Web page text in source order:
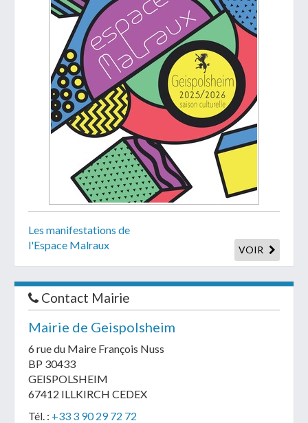
Les manifestations de
l'Espace Malraux
VOIR
Contact Mairie
Mairie de Geispolsheim
6 rue du Maire François Nuss
BP 30433
GEISPOLSHEIM
67412 ILLKIRCH CEDEX
Tél. : +33 3 90 29 72 72